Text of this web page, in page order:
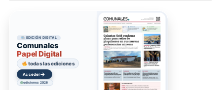
EDICIÓN DIGITAL
Comunales
Papel Digital
todas las ediciones
Acceder→
ediciones 2026